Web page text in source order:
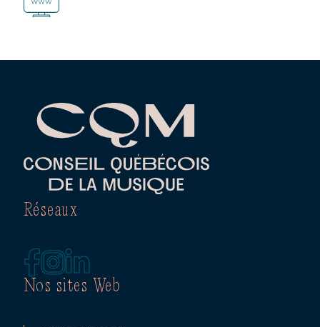
Nos sites Web
Réseaux